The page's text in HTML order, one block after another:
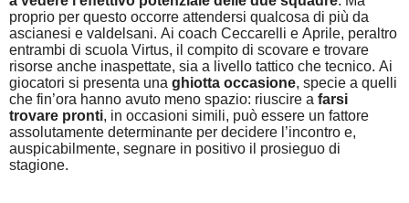
proprio per questo occorre attendersi qualcosa di più da
ascianesi e valdelsani. Ai coach Ceccarelli e Aprile, peraltro
entrambi di scuola Virtus, il compito di scovare e trovare
risorse anche inaspettate, sia a livello tattico che tecnico. Ai
giocatori si presenta una ghiotta occasione, specie a quelli
che fin’ora hanno avuto meno spazio: riuscire a farsi
trovare pronti, in occasioni simili, può essere un fattore
assolutamente determinante per decidere l’incontro e,
auspicabilmente, segnare in positivo il prosieguo di
stagione.